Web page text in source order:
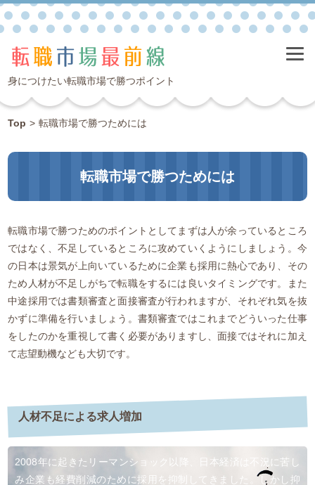
身につけたい転職市場で勝つポイント
Top > 転職市場で勝つためには
転職市場で勝つためには
転職市場で勝つためのポイントとしてまずは人が余っているところ
ではなく、不足しているところに攻めていくようにしましょう。今
の日本は景気が上向いているために企業も採用に熱心であり、その
ため人材が不足しがちで転職をするには良いタイミングです。また
中途採用では書類審査と面接審査が行われますが、それぞれ気を抜
かずに準備を行いましょう。書類審査ではこれまでどういった仕事
をしたのかを重視して書く必要がありますし、面接ではそれに加え
て志望動機なども大切です。
人材不足による求人増加
2008年に起きたリーマンショック以降、日本経済は不況に苦し
み企業も経費削減のために採用を抑制してきました。しかし抑